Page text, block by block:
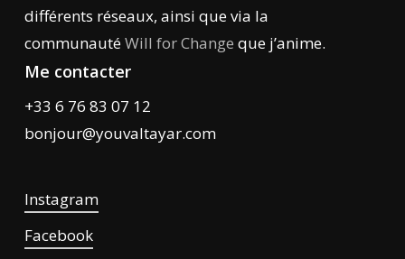
différents réseaux, ainsi que via la
communautéWill for Change que j’anime.
Me contacter
+33 6 76 83 07 12
bonjour@youvaltayar.com
Instagram
Facebook